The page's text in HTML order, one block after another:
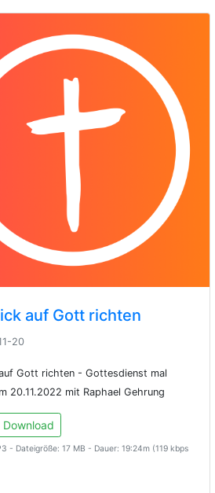
auf Gott richten
20
Gott richten - Gottesdienst mal
20.11.2022 mit Raphael Gehrung
Download
- Dateigröße: 17 MB - Dauer: 19:24m (119 kbps